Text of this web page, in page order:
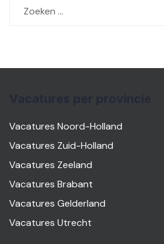
naar:
Vacatures Noord-Holland
Vacatures Zuid-Holland
Vacatures Zeeland
Vacatures Brabant
Vacatures Gelderland
Vacatures Utrecht